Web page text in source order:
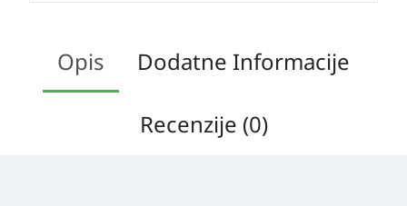
Opis Dodatne Informacije
Recenzije (0)